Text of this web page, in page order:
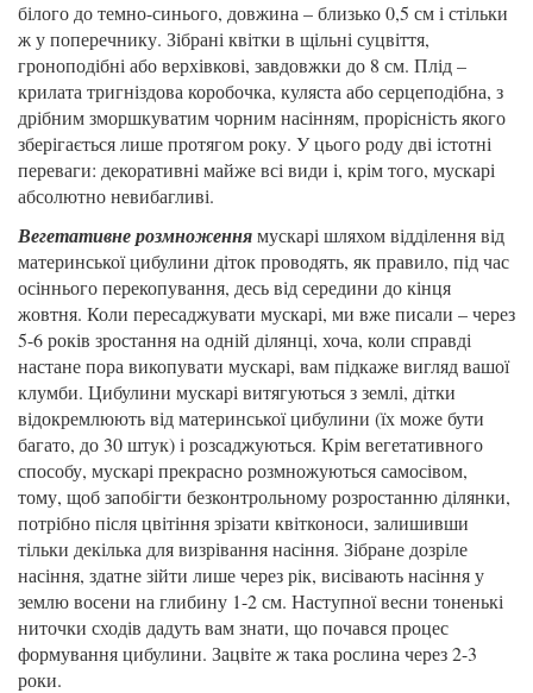
білого до темно-синього, довжина – близько 0,5 см і стільки
ж у поперечнику. Зібрані квітки в щільні суцвіття,
гроноподібні або верхівкові, завдовжки до 8 см. Плід –
крилата тригніздова коробочка, куляста або серцеподібна, з
дрібним зморшкуватим чорним насінням, прорісність якого
зберігається лише протягом року. У цього роду дві істотні
переваги: декоративні майже всі види і, крім того, мускарі
абсолютно невибагливі.
Вегетативнерозмноженнямускарі шляхом відділення від
материнської цибулини діток проводять, як правило, під час
осіннього перекопування, десь від середини до кінця
жовтня. Коли пересаджувати мускарі, ми вже писали – через
5-6 років зростання на одній ділянці, хоча, коли справді
настане пора викопувати мускарі, вам підкаже вигляд вашої
клумби. Цибулини мускарі витягуються з землі, дітки
відокремлюють від материнської цибулини (їх може бути
багато, до 30 штук) і розсаджуються. Крім вегетативного
способу, мускарі прекрасно розмножуються самосівом,
тому, щоб запобігти безконтрольному розростанню ділянки,
потрібно після цвітіння зрізати квітконоси, залишивши
тільки декілька для визрівання насіння. Зібране дозріле
насіння, здатне зійти лише через рік, висівають насіння у
землю восени на глибину 1-2 см. Наступної весни тоненькі
ниточки сходів дадуть вам знати, що почався процес
формування цибулини. Зацвіте ж така рослина через 2-3
роки.